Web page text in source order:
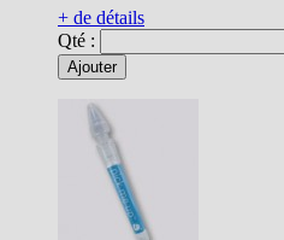
+ de détails
Qté :
Ajouter